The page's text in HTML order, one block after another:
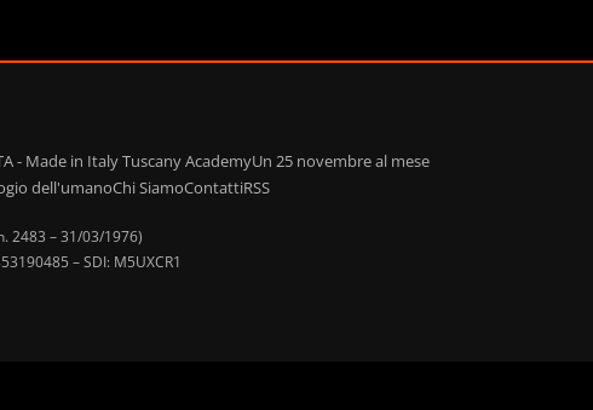
- Made in Italy Tuscany AcademyUn 25 novembre al mese
dell'umanoChi SiamoContattiRSS
2483 – 31/03/1976)
– SDI: M5UXCR1